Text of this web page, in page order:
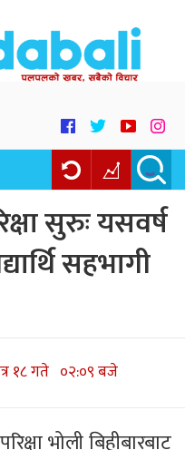
सुरुः यसवर्ष
सहभागी
१८ गते ०२:०९ बजे